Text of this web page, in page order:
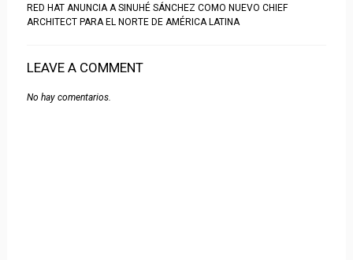
RED HAT ANUNCIA A SINUHÉ SÁNCHEZ COMO NUEVO CHIEF
ARCHITECT PARA EL NORTE DE AMÉRICA LATINA
LEAVE A COMMENT
No hay comentarios.